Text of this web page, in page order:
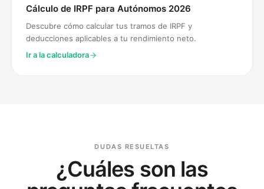
Cálculo de IRPF para Autónomos 2026
Descubre cómo calcular tus tramos de IRPF y
deducciones aplicables a tu rendimiento neto.
Ir a la calculadora
DUDAS RESUELTAS
¿Cuáles son las